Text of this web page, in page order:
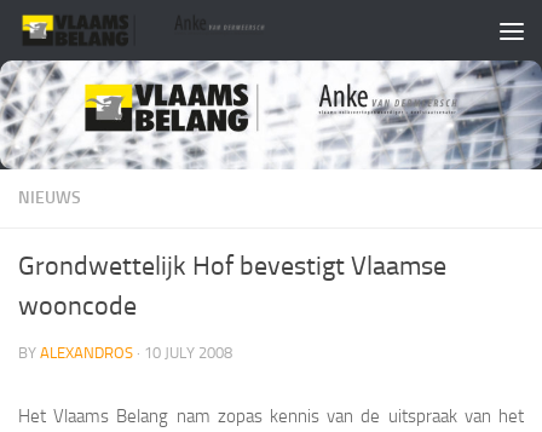
Skip to content
NIEUWS
Grondwettelijk Hof bevestigt Vlaamse
wooncode
BY ALEXANDROS · 10 JULY 2008
Het Vlaams Belang nam zopas kennis van de uitspraak van het